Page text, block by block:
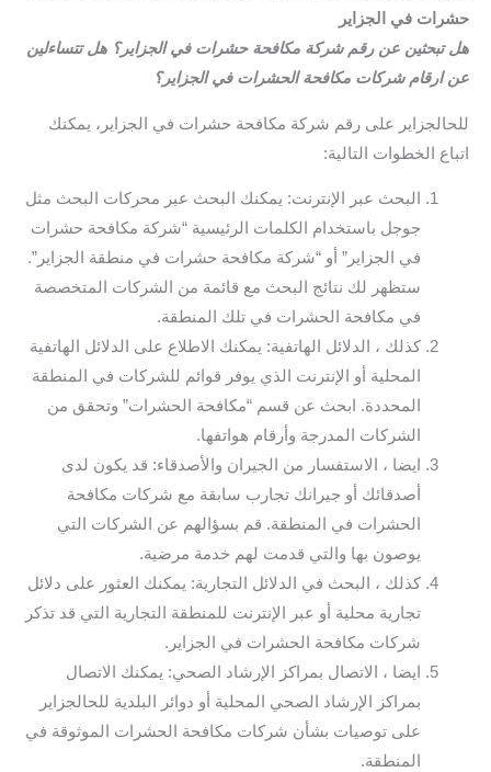
حشرات في الجزاير
هل تبحثين عن رقم شركة مكافحة حشرات في الجزاير؟ هل تتساءلين
عن ارقام شركات مكافحة الحشرات في الجزاير؟
للحالجزاير على رقم شركة مكافحة حشرات في الجزاير، يمكنك
اتباع الخطوات التالية:
البحث عبر الإنترنت: يمكنك البحث عبر محركات البحث مثل
جوجل باستخدام الكلمات الرئيسية “شركة مكافحة حشرات
في الجزاير” أو “شركة مكافحة حشرات في منطقة الجزاير”.
ستظهر لك نتائج البحث مع قائمة من الشركات المتخصصة
في مكافحة الحشرات في تلك المنطقة.
كذلك ، الدلائل الهاتفية: يمكنك الاطلاع على الدلائل الهاتفية
المحلية أو الإنترنت الذي يوفر قوائم للشركات في المنطقة
المحددة. ابحث عن قسم “مكافحة الحشرات” وتحقق من
الشركات المدرجة وأرقام هواتفها.
ايضا ، الاستفسار من الجيران والأصدقاء: قد يكون لدى
أصدقائك أو جيرانك تجارب سابقة مع شركات مكافحة
الحشرات في المنطقة. قم بسؤالهم عن الشركات التي
يوصون بها والتي قدمت لهم خدمة مرضية.
كذلك ، البحث في الدلائل التجارية: يمكنك العثور على دلائل
تجارية محلية أو عبر الإنترنت للمنطقة التجارية التي قد تذكر
شركات مكافحة الحشرات في الجزاير.
ايضا ، الاتصال بمراكز الإرشاد الصحي: يمكنك الاتصال
بمراكز الإرشاد الصحي المحلية أو دوائر البلدية للحالجزاير
على توصيات بشأن شركات مكافحة الحشرات الموثوقة في
المنطقة.